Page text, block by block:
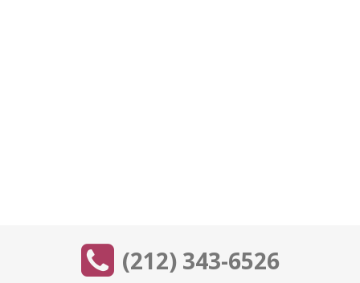
(212) 343-6526